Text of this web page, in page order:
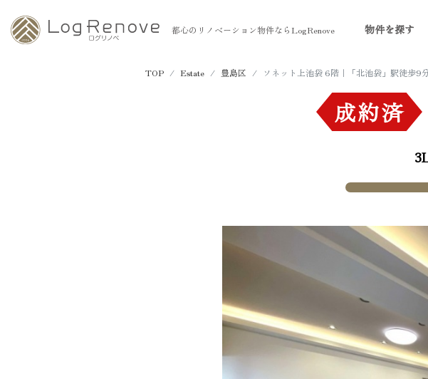
都心のリノベーション物件ならLogRenove 物件を探す
TOP Estate 豊島区 ソネット上池袋 6階｜「北池袋」駅徒歩9
成約済